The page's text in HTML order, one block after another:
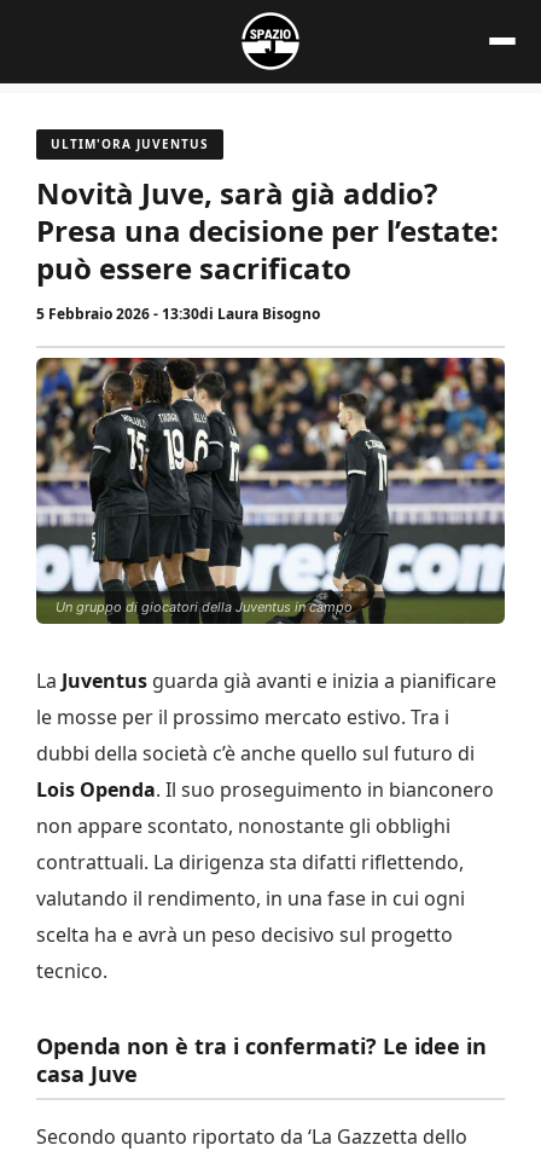
contenuto
ULTIM'ORA JUVENTUS
Novità Juve, sarà già addio?
Presa una decisione per l’estate:
può essere sacrificato
5 Febbraio 2026 - 13:30di Laura Bisogno
Un gruppo di giocatori della Juventus in campo
La Juventus guarda già avanti e inizia a pianificare
le mosse per il prossimo mercato estivo. Tra i
dubbi della società c’è anche quello sul futuro di
Lois Openda. Il suo proseguimento in bianconero
non appare scontato, nonostante gli obblighi
contrattuali. La dirigenza sta difatti riflettendo,
valutando il rendimento, in una fase in cui ogni
scelta ha e avrà un peso decisivo sul progetto
tecnico.
Openda non è tra i confermati? Le idee in
casa Juve
Secondo quanto riportato da ‘La Gazzetta dello